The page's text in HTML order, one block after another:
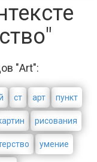
"Art":
ст арт пункт
рисования
умение